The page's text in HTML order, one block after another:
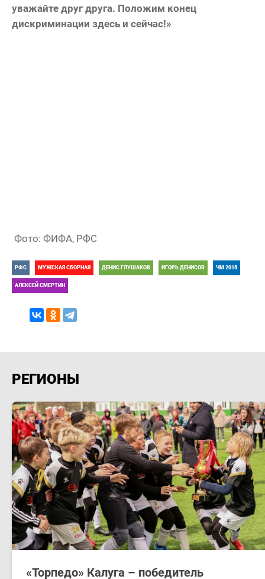
уважайте друг друга. Положим конец
дискриминации здесь и сейчас!»
Фото: ФИФА, РФС
РФС МУЖСКАЯ СБОРНАЯ ДЕНИС ГЛУШАКОВ ИГОРЬ ДЕНИСОВ ЧМ 2018
АЛЕКСЕЙ СМЕРТИН
РЕГИОНЫ
​«Торпедо» Калуга – победитель